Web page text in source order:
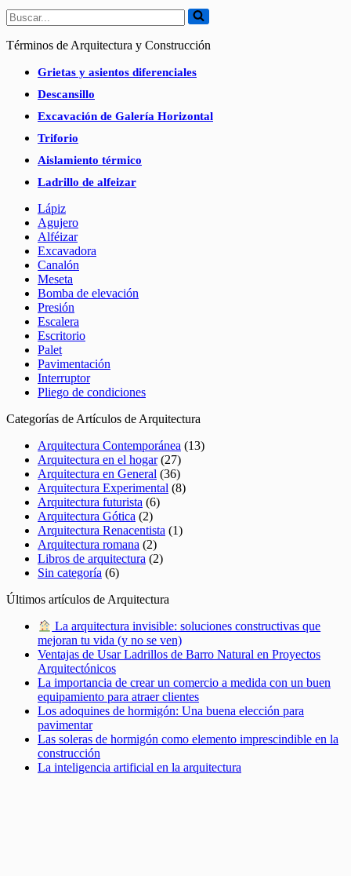
Buscar...
Términos de Arquitectura y Construcción
Grietas y asientos diferenciales
Descansillo
Excavación de Galería Horizontal
Triforio
Aislamiento térmico
Ladrillo de alfeizar
Lápiz
Agujero
Alféizar
Excavadora
Canalón
Meseta
Bomba de elevación
Presión
Escalera
Escritorio
Palet
Pavimentación
Interruptor
Pliego de condiciones
Categorías de Artículos de Arquitectura
Arquitectura Contemporánea (13)
Arquitectura en el hogar(27)
Arquitectura en General (36)
Arquitectura Experimental (8)
Arquitectura futurista (6)
Arquitectura Gótica (2)
Arquitectura Renacentista (1)
Arquitectura romana (2)
Libros de arquitectura (2)
Sin categoría (6)
Últimos artículos de Arquitectura
La arquitectura invisible: soluciones constructivas que
mejoran tu vida (y no se ven)
Ventajas de Usar Ladrillos de Barro Natural en Proyectos
Arquitectónicos
La importancia de crear un comercio a medida con un buen
equipamiento para atraer clientes
Los adoquines de hormigón: Una buena elección para
pavimentar
Las soleras de hormigón como elemento imprescindible en la
construcción
La inteligencia artificial en la arquitectura